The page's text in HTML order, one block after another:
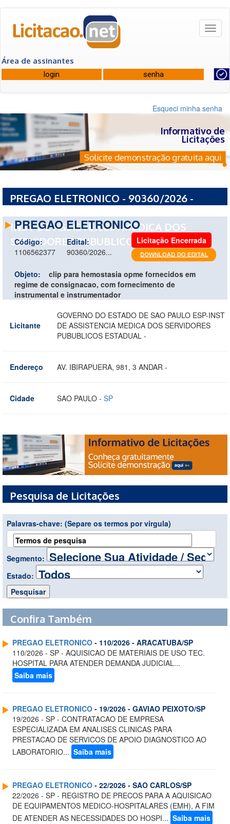
Área de assinantes
Esqueci minha senha
Informativo de
Licitações
Solicite demonstração gratuita aqui
PREGAO ELETRONICO - 90360/2026 -
INST DE ASSISTENCIA MEDICA DOS
SERVIDORES PUBUBLICOS ESTADUAL -
PREGAO ELETRONICO
Código:
1106562377
Edital:
90360/2026...
Licitação Encerrada
Objeto:
clip para hemostasia opme fornecidos em
regime de consignacao, com fornecimento de
instrumental e instrumentador
Licitante
GOVERNO DO ESTADO DE SAO PAULO ESP-INST
DE ASSISTENCIA MEDICA DOS SERVIDORES
PUBUBLICOS ESTADUAL -
Endereço AV. IBIRAPUERA, 981, 3 ANDAR -
Cidade SAO PAULO - SP
Pesquisa de Licitações
Palavras-chave: (Separe os termos por virgula)
Segmento:
Estado:
Confira Também
PREGAO ELETRONICO - 110/2026 - ARACATUBA/SP
110/2026 - SP - AQUISICAO DE MATERIAIS DE USO TEC.
HOSPITAL PARA ATENDER DEMANDA JUDICIAL...
Saiba mais
PREGAO ELETRONICO - 19/2026 - GAVIAO PEIXOTO/SP
19/2026 - SP - CONTRATACAO DE EMPRESA
ESPECIALIZADA EM ANALISES CLINICAS PARA
PRESTACAO DE SERVICOS DE APOIO DIAGNOSTICO AO
LABORATORIO... Saiba mais
PREGAO ELETRONICO - 22/2026 - SAO CARLOS/SP
22/2026 - SP - REGISTRO DE PRECOS PARA A AQUISICAO
DE EQUIPAMENTOS MEDICO-HOSPITALARES (EMH), A FIM
DE ATENDER AS NECESSIDADES DO HOSPI... Saiba mais